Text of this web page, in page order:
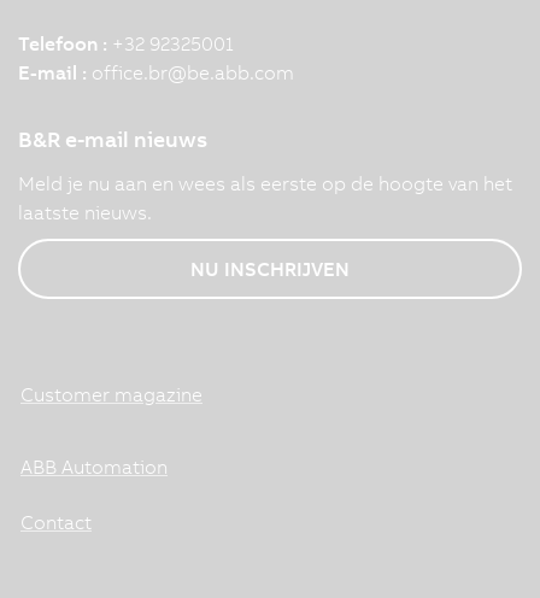
Telefoon : +32 92325001
E-mail : office.br@be.abb.com
B&R e-mail nieuws
Meld je nu aan en wees als eerste op de hoogte van het
laatste nieuws.
NU INSCHRIJVEN
Customer magazine
ABB Automation
Contact